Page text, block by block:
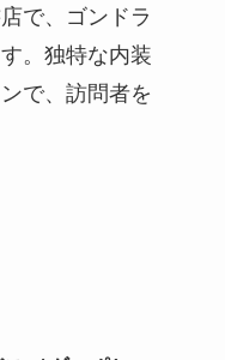
で、ゴンドラ
。独特な内装
で、訪問者を